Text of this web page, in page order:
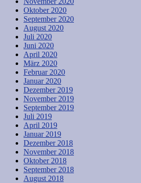
Oktober 2020
September 2020
August 2020
Juli 2020
Juni 2020
April 2020
März 2020
Februar 2020
Januar 2020
Dezember 2019
November 2019
September 2019
Juli 2019
April 2019
Januar 2019
Dezember 2018
November 2018
Oktober 2018
September 2018
August 2018